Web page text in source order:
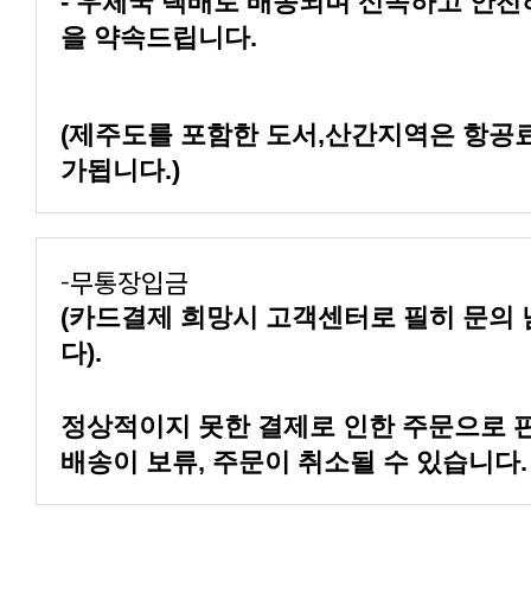
을 약속드립니다.
가됩니다.)
-무통장입금
다).
배송이 보류, 주문이 취소될 수 있습니다.